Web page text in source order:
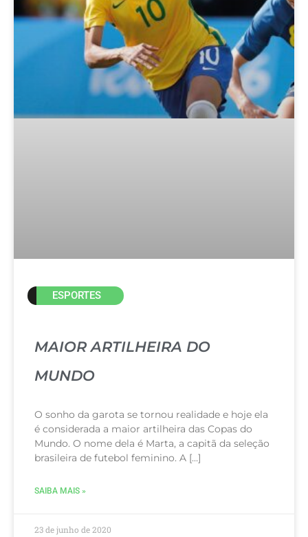
ESPORTES
MAIOR ARTILHEIRA DO
MUNDO
O sonho da garota se tornou realidade e hoje ela
é considerada a maior artilheira das Copas do
Mundo. O nome dela é Marta, a capitã da seleção
brasileira de futebol feminino. A […]
SAIBA MAIS »
23 de junho de 2020